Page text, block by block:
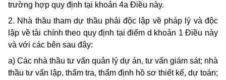
trường hợp quy định tại khoản 4a Điều này.
2. Nhà thầu tham dự thầu phải độc lập về pháp lý và độc
lập về tài chính theo quy định tại điểm d khoản 1 Điều này
và với các bên sau đây:
a) Các nhà thầu tư vấn quản lý dự án, tư vấn giám sát; nhà
thầu tư vấn lập, thẩm tra, thẩm định hồ sơ thiết kế, dự toán;